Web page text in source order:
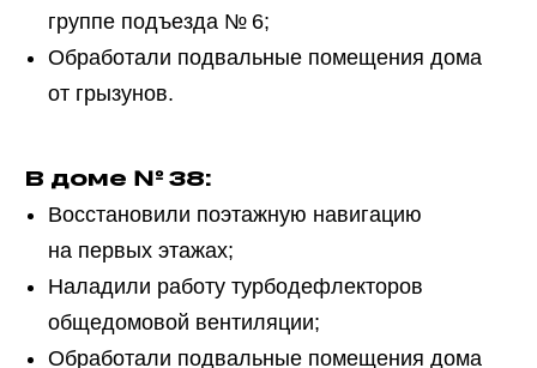
группе подъезда № 6;
Обработали подвальные помещения дома
от грызунов.
В доме № 38:
Восстановили поэтажную навигацию
на первых этажах;
Наладили работу турбодефлекторов
общедомовой вентиляции;
Обработали подвальные помещения дома